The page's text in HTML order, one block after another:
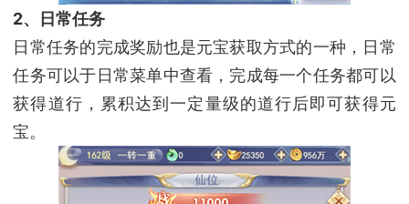
2、日常任务
日常任务的完成奖励也是元宝获取方式的一种，日常
任务可以于日常菜单中查看，完成每一个任务都可以
获得道行，累积达到一定量级的道行后即可获得元
宝。